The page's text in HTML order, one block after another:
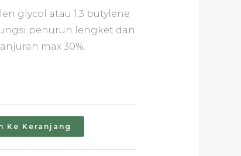
glycol atau 1,3 butylene
penurun lengket dan
max 30%.
Ke Keranjang